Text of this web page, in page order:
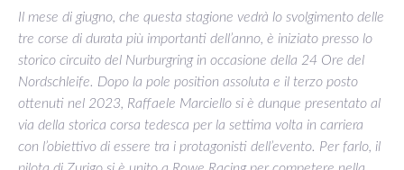
Il mese di giugno, che questa stagione vedrà lo svolgimento delle
tre corse di durata più importanti dell’anno, è iniziato presso lo
storico circuito del Nurburgring in occasione della 24 Ore del
Nordschleife. Dopo la pole position assoluta e il terzo posto
ottenuti nel 2023, Raffaele Marciello si è dunque presentato al
via della storica corsa tedesca per la settima volta in carriera
con l’obiettivo di essere tra i protagonisti dell’evento. Per farlo, il